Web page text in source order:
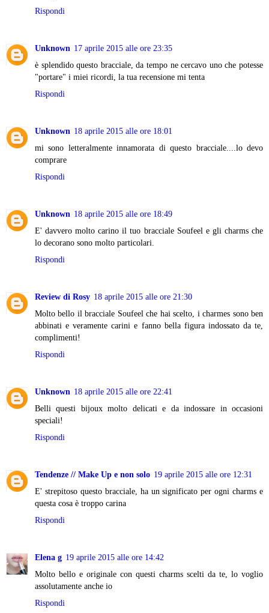
Rispondi
Unknown 17 aprile 2015 alle ore 23:35
è splendido questo bracciale, da tempo ne cercavo uno che potesse
"portare" i miei ricordi, la tua recensione mi tenta
Rispondi
Unknown 18 aprile 2015 alle ore 18:01
mi sono letteralmente innamorata di questo bracciale....lo devo
comprare
Rispondi
Unknown 18 aprile 2015 alle ore 18:49
E' davvero molto carino il tuo bracciale Soufeel e gli charms che
lo decorano sono molto particolari.
Rispondi
Review di Rosy 18 aprile 2015 alle ore 21:30
Molto bello il bracciale Soufeel che hai scelto, i charmes sono ben
abbinati e veramente carini e fanno bella figura indossato da te,
complimenti!
Rispondi
Unknown 18 aprile 2015 alle ore 22:41
Belli questi bijoux molto delicati e da indossare in occasioni
speciali!
Rispondi
Tendenze // Make Up e non solo 19 aprile 2015 alle ore 12:31
E' strepitoso questo bracciale, ha un significato per ogni charms e
questa cosa è troppo carina
Rispondi
Elena g 19 aprile 2015 alle ore 14:42
Molto bello e originale con questi charms scelti da te, lo voglio
assolutamente anche io
Rispondi